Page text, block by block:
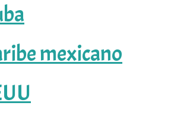
mexicano